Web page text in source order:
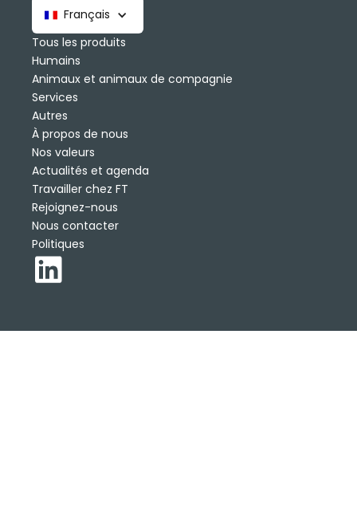
Français
Tous les produits
Humains
Animaux et animaux de compagnie
Services
Autres
À propos de nous
Nos valeurs
Actualités et agenda
Travailler chez FT
Rejoignez-nous
Nous contacter
Politiques